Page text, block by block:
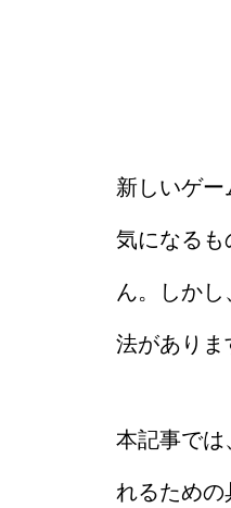
新しいゲ
気になるも
ん。しか
法がありま
本記事では
れるための